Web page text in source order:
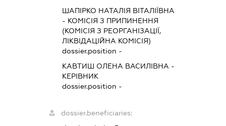
ШАПІРКО НАТАЛІЯ ВІТАЛІЇВНА
- КОМІСІЯ З ПРИПИНЕННЯ
(КОМІСІЯ З РЕОРГАНІЗАЦІЇ,
ЛІКВІДАЦІЙНА КОМІСІЯ)
dossier.position -
КАВТИШ ОЛЕНА ВАСИЛІВНА -
КЕРІВНИК
dossier.position -
dossier.beneficiaries: